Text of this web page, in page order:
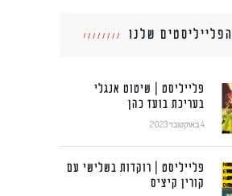
הפלייליסטים שלנו
פלייליסט | שיטוט אנגלי
בעריכת בועז כהן
4 באוקטובר 2023
פלייליסט | רוקדות בשלישי עם
קורין קיציס